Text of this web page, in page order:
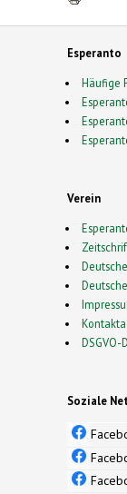
Esperanto
Häufige
Verein
Soziale